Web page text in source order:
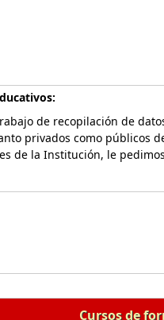
de recopilación de
privados como públicos
de la Institución, le
Cursos de